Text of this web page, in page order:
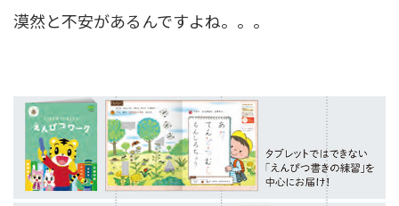
漠然と不安があるんですよね。。。